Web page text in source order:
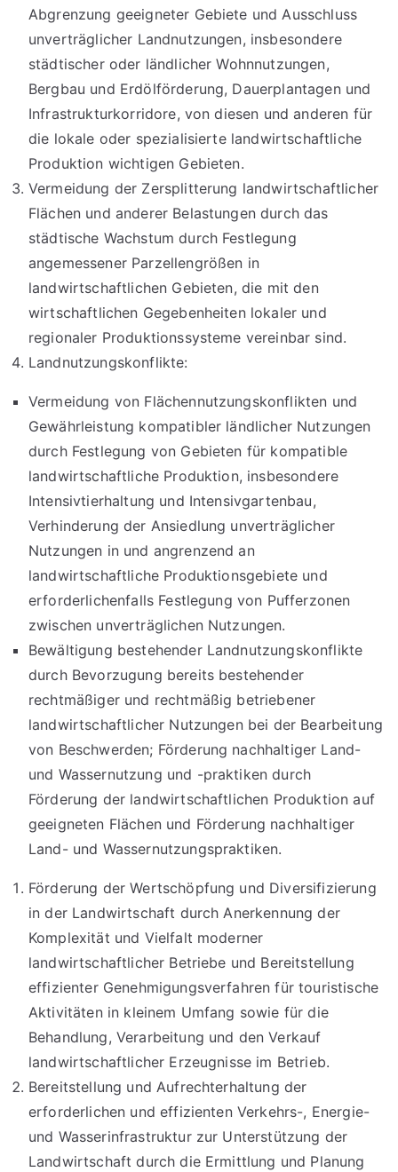
Abgrenzung geeigneter Gebiete und Ausschluss
unverträglicher Landnutzungen, insbesondere
städtischer oder ländlicher Wohnnutzungen,
Bergbau und Erdölförderung, Dauerplantagen und
Infrastrukturkorridore, von diesen und anderen für
die lokale oder spezialisierte landwirtschaftliche
Produktion wichtigen Gebieten.
Vermeidung der Zersplitterung landwirtschaftlicher
Flächen und anderer Belastungen durch das
städtische Wachstum durch Festlegung
angemessener Parzellengrößen in
landwirtschaftlichen Gebieten, die mit den
wirtschaftlichen Gegebenheiten lokaler und
regionaler Produktionssysteme vereinbar sind.
Landnutzungskonflikte:
Vermeidung von Flächennutzungskonflikten und
Gewährleistung kompatibler ländlicher Nutzungen
durch Festlegung von Gebieten für kompatible
landwirtschaftliche Produktion, insbesondere
Intensivtierhaltung und Intensivgartenbau,
Verhinderung der Ansiedlung unverträglicher
Nutzungen in und angrenzend an
landwirtschaftliche Produktionsgebiete und
erforderlichenfalls Festlegung von Pufferzonen
zwischen unverträglichen Nutzungen.
Bewältigung bestehender Landnutzungskonflikte
durch Bevorzugung bereits bestehender
rechtmäßiger und rechtmäßig betriebener
landwirtschaftlicher Nutzungen bei der Bearbeitung
von Beschwerden; Förderung nachhaltiger Land-
und Wassernutzung und -praktiken durch
Förderung der landwirtschaftlichen Produktion auf
geeigneten Flächen und Förderung nachhaltiger
Land- und Wassernutzungspraktiken.
Förderung der Wertschöpfung und Diversifizierung
in der Landwirtschaft durch Anerkennung der
Komplexität und Vielfalt moderner
landwirtschaftlicher Betriebe und Bereitstellung
effizienter Genehmigungsverfahren für touristische
Aktivitäten in kleinem Umfang sowie für die
Behandlung, Verarbeitung und den Verkauf
landwirtschaftlicher Erzeugnisse im Betrieb.
Bereitstellung und Aufrechterhaltung der
erforderlichen und effizienten Verkehrs-, Energie-
und Wasserinfrastruktur zur Unterstützung der
Landwirtschaft durch die Ermittlung und Planung